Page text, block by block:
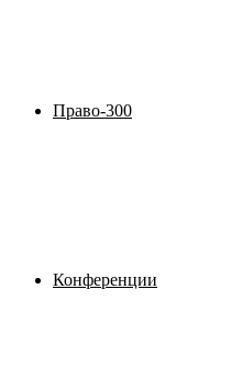
Право-300
Конференции